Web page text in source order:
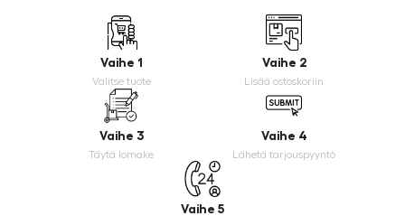
Vaihe 1
Valitse tuote
Vaihe 2
Lisää ostoskoriin
Vaihe 3
Täytä lomake
Vaihe 4
Lähetä tarjouspyyntö
Vaihe 5